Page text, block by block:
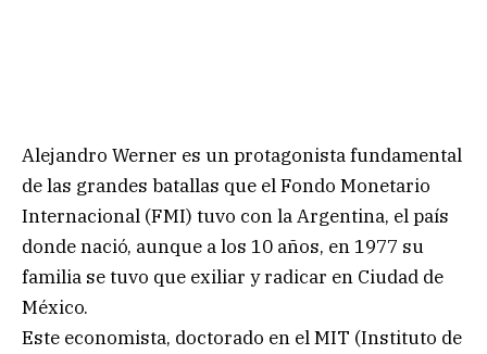
Alejandro Werner es un protagonista fundamental
de las grandes batallas que el Fondo Monetario
Internacional (FMI) tuvo con la Argentina, el país
donde nació, aunque a los 10 años, en 1977 su
familia se tuvo que exiliar y radicar en Ciudad de
México.
Este economista, doctorado en el MIT (Instituto de